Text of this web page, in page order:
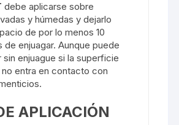
debe aplicarse sobre
y húmedas y dejarlo
de por lo menos 10
de enjuagar. Aunque puede
enjuague si la superficie
entra en contacto con
APLICACIÓN